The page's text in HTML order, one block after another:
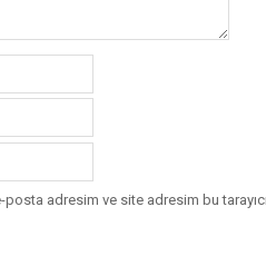
posta adresim ve site adresim bu